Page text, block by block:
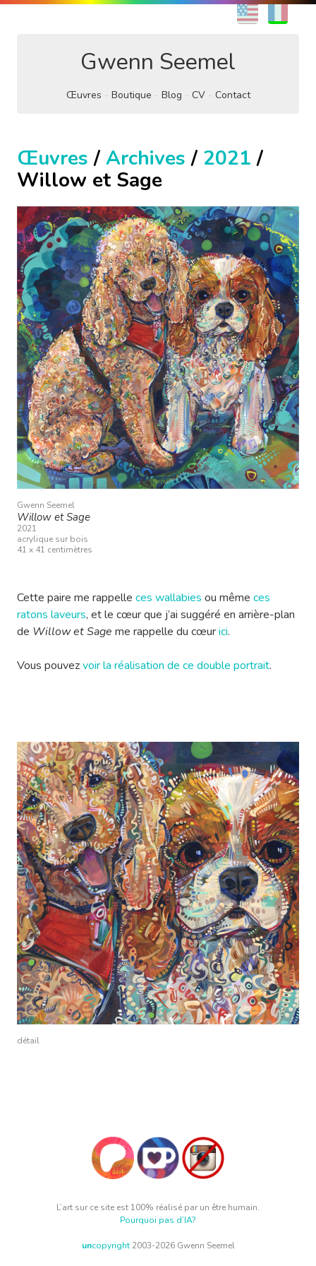
EN
Gwenn Seemel
Œuvres Boutique Blog CV Contact
Œuvres / Archives / 2021 /
Willow et Sage
Gwenn Seemel
Willow et Sage
2021
acrylique sur bois
41 x 41 centimètres
Cette paire me rappelle ces wallabies ou même ces
ratons laveurs, et le cœur que j’ai suggéré en arrière-plan
de Willow et Sage me rappelle du cœurici.
Vous pouvezvoir la réalisation de ce double portrait.
détail
L’art sur ce site est 100% réalisé par un être humain.
Pourquoi pas d’IA?
uncopyright2003-2026 Gwenn Seemel